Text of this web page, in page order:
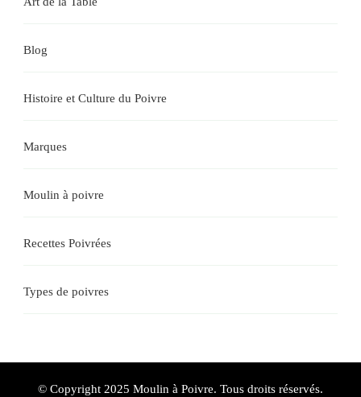
Blog
Histoire et Culture du Poivre
Marques
Moulin à poivre
Recettes Poivrées
Types de poivres
© Copyright 2025 Moulin à Poivre. Tous droits réservés.